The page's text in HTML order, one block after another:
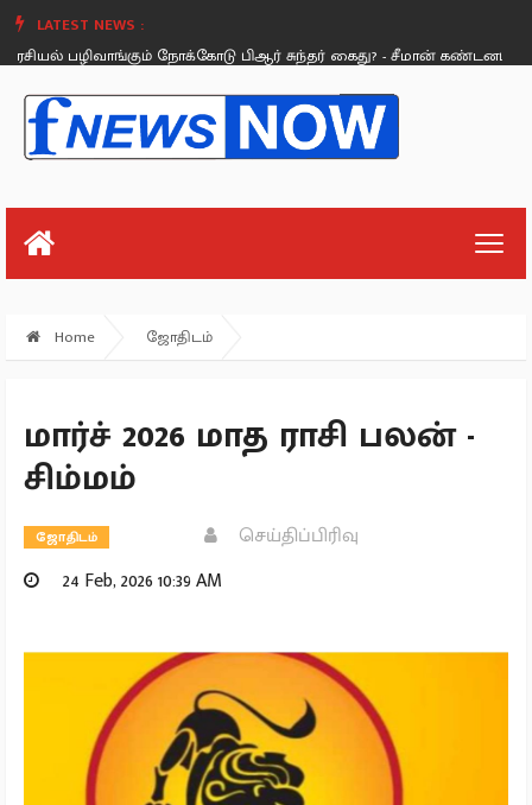
LATEST NEWS :
பழிவாங்கும் நோக்கோடு பிஆர் சுந்தர் கைது? - சீமான் கண்டனம்.
Sunday, August 26
Home ஜோதிடம்
மார்ச் 2026 மாத ராசி பலன் -
சிம்மம்
ஜோதிடம்
செய்திப்பிரிவு
24 Feb, 2026 10:39 AM